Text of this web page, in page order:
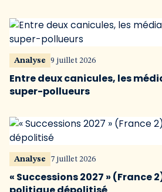
Analyse 9 juillet 2026
Entre deux canicules, les
super-pollueurs
Analyse 7 juillet 2026
« Successions 2027 » (France